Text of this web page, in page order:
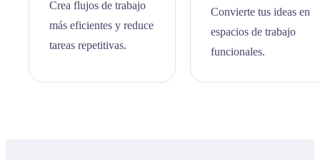
Crea flujos de trabajo
más eficientes y reduce
tareas repetitivas.
Convierte tus ideas en
espacios de trabajo
funcionales.